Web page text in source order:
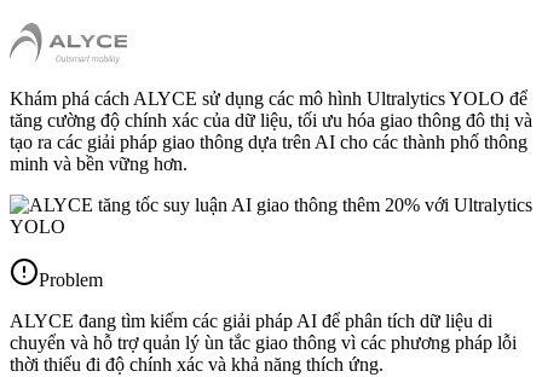
Khám phá cách ALYCE sử dụng các mô hình Ultralytics YOLO để
tăng cường độ chính xác của dữ liệu, tối ưu hóa giao thông đô thị và
tạo ra các giải pháp giao thông dựa trên AI cho các thành phố thông
minh và bền vững hơn.
Problem
ALYCE đang tìm kiếm các giải pháp AI để phân tích dữ liệu di
chuyển và hỗ trợ quản lý ùn tắc giao thông vì các phương pháp lỗi
thời thiếu đi độ chính xác và khả năng thích ứng.